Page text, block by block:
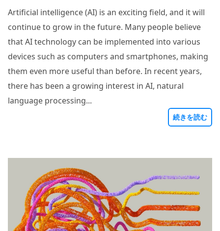
Artificial intelligence (AI) is an exciting field, and it will
continue to grow in the future. Many people believe
that AI technology can be implemented into various
devices such as computers and smartphones, making
them even more useful than before. In recent years,
there has been a growing interest in AI, natural
language processing...
続きを読む